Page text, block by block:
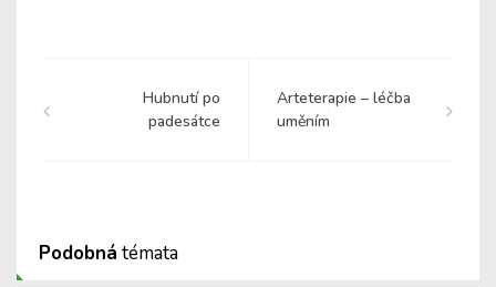
Hubnutí po
padesátce
Arteterapie – léčba
uměním
Podobná témata